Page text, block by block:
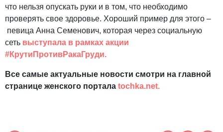
что нельзя опускать руки и в том, что необходимо
проверять свое здоровье. Хороший пример для этого –
певица Анна Семенович, которая через социальную
сеть выступала в рамках акции
#КрутиПротивРакаГруди.
Все самые актуальные новости смотри на главной
странице женского портала tochka.net.